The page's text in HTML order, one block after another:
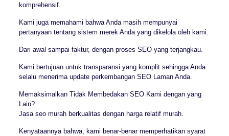
komprehensif.
Kami juga memahami bahwa Anda masih mempunyai
pertanyaan tentang sistem merek Anda yang dikelola oleh kami.
Dari awal sampai faktur, dengan proses SEO yang terjangkau.
Kami bertujuan untuk transparansi yang komplit sehingga Anda
selalu menerima update perkembangan SEO Laman Anda.
Memaksimalkan Tidak Membedakan SEO Kami dengan yang
Lain?
Jasa seo murah berkualitas dengan harga relatif murah.
Kenyataannya bahwa, kami benar-benar memperhatikan syarat